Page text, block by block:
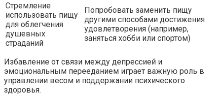
Стремление
использовать пищу
для облегчения
душевных
страданий
Попробовать заменить пищу
другими способами достижения
удовлетворения (например,
заняться хобби или спортом)
Избавление от связи между депрессией и
эмоциональным перееданием играет важную роль в
управлении весом и поддержании психического
здоровья.